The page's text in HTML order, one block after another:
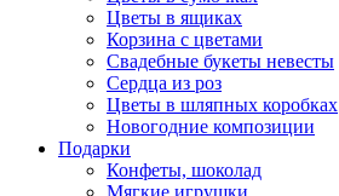
Цветы в ящиках
Корзина с цветами
Свадебные букеты невесты
Сердца из роз
Цветы в шляпных коробках
Новогодние композиции
Подарки
Конфеты, шоколад
Мягкие игрушки